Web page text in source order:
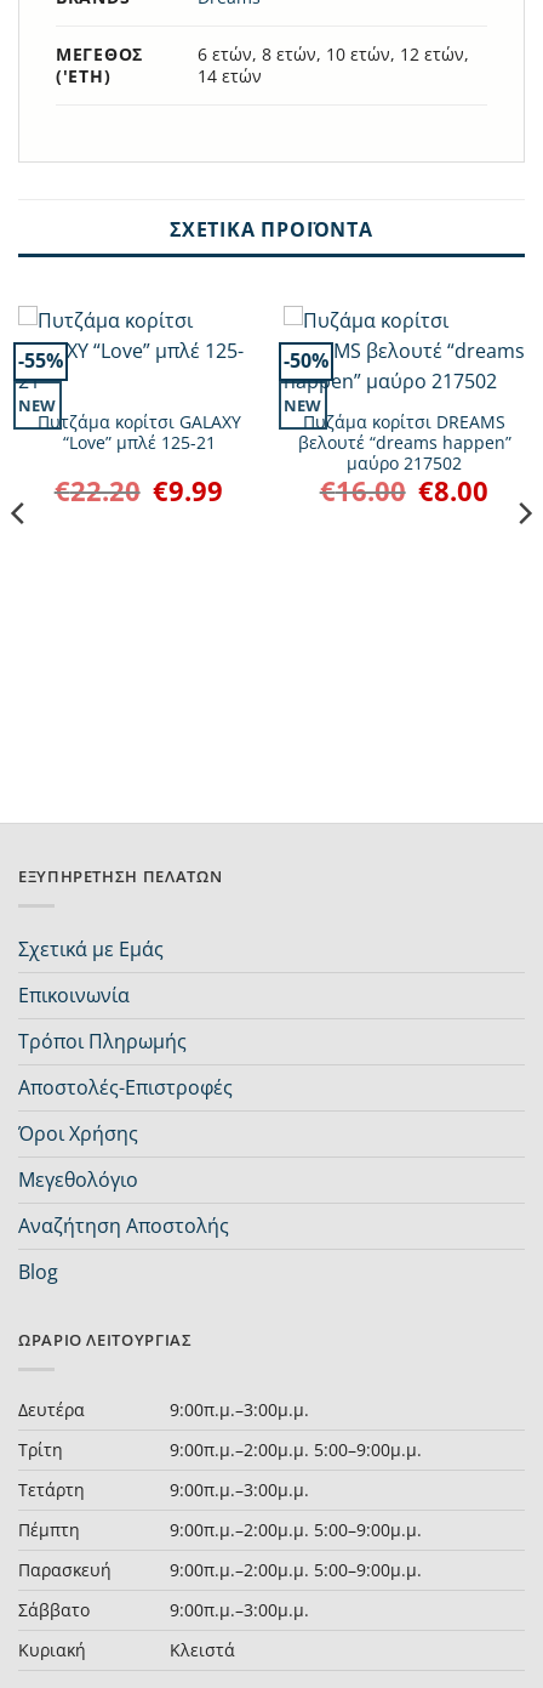
ΜΈΓΕΘΟΣ
('ΕΤΗ)
6 ετών, 8 ετών, 10 ετών, 12 ετών,
14 ετών
ΣΧΕΤΙΚΆ ΠΡΟΪΌΝΤΑ
-55%
NEW
Πυτζάμα κορίτσι GALAXY
“Love” μπλέ 125-21
€22.20 Original
price
€9.99
-50%
NEW
Πυζάμα κορίτσι DREAMS
βελουτέ “dreams happen”
μαύρο 217502
€16.00 Original
price
€8.00
τιμή
είναι:
ΕΞΥΠΗΡΈΤΗΣΗ ΠΕΛΑΤΏΝ
Σχετικά με Εμάς
Επικοινωνία
Τρόποι Πληρωμής
Αποστολές-Επιστροφές
Όροι Χρήσης
Μεγεθολόγιο
Αναζήτηση Αποστολής
Blog
ΩΡΆΡΙΟ ΛΕΙΤΟΥΡΓΊΑΣ
Δευτέρα
9:00π.μ.–3:00μ.μ.
Τρίτη
9:00π.μ.–2:00μ.μ. 5:00–9:00μ.μ.
Τετάρτη
9:00π.μ.–3:00μ.μ.
Πέμπτη
9:00π.μ.–2:00μ.μ. 5:00–9:00μ.μ.
Παρασκευή
9:00π.μ.–2:00μ.μ. 5:00–9:00μ.μ.
Σάββατο
9:00π.μ.–3:00μ.μ.
Κυριακή
Κλειστά